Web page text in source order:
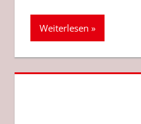
Weiterlesen